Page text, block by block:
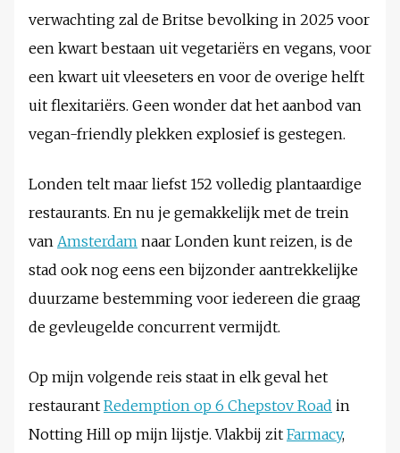
verwachting zal de Britse bevolking in 2025 voor
een kwart bestaan uit vegetariërs en vegans, voor
een kwart uit vleeseters en voor de overige helft
uit flexitariërs. Geen wonder dat het aanbod van
vegan-friendly plekken explosief is gestegen.
Londen telt maar liefst 152 volledig plantaardige
restaurants. En nu je gemakkelijk met de trein
van Amsterdam naar Londen kunt reizen, is de
stad ook nog eens een bijzonder aantrekkelijke
duurzame bestemming voor iedereen die graag
de gevleugelde concurrent vermijdt.
Op mijn volgende reis staat in elk geval het
restaurant Redemption op 6 Chepstov Road in
Notting Hill op mijn lijstje. Vlakbij zit Farmacy,